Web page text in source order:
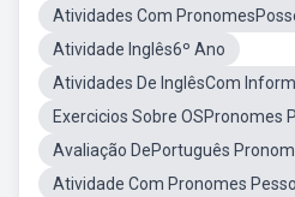
Atividades Com
Atividade Inglês6º Ano
Atividades De InglêsCom
Exercicios Sobre OSPronomes
Avaliação DePortuguês
Atividade Com Pronomes